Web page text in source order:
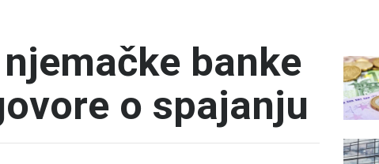
banke
o spajanju